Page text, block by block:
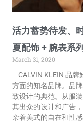
活力蓄势待发、
夏配饰 + 腕表系
March 31, 2020
CALVIN KLEIN 品牌
方面的知名品牌。品
致设计的典范。从服
其出众的设计和广告
杂着美式的自在和性